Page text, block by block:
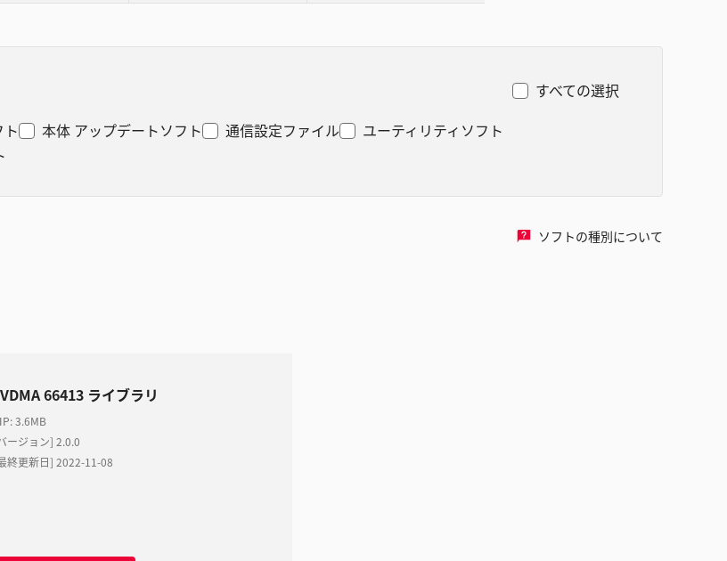
本体 アップデートソフト 通信設定ファイル
ユーティリティソフト
すべての選択
ソフトの種別について
VDMA 66413 ライブラリ
:3.6MB
ージョン] 2.0.0
終更新日] 2022-11-08